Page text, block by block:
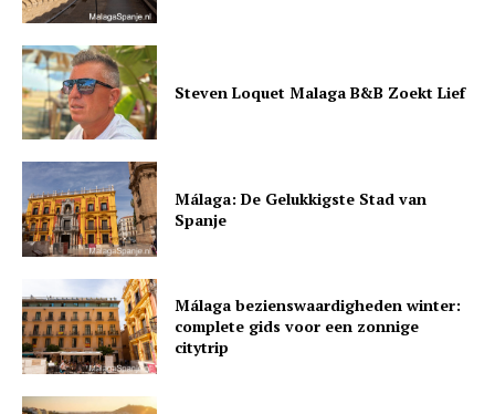
Steven Loquet Malaga B&B Zoekt Lief
Málaga: De Gelukkigste Stad van
Spanje
Málaga bezienswaardigheden winter:
complete gids voor een zonnige
citytrip